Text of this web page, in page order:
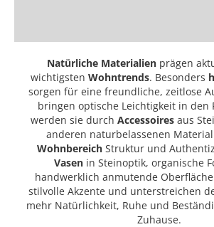
Natürliche Materialienprägen
wichtigsten Wohntrends. Besonders
sorgen für eine freundliche, zeitlose
bringen optische Leichtigkeit in den
werden sie durch Accessoires aus
anderen naturbelassenen
Wohnbereich Struktur und
Vasenin Steinoptik, organische
handwerklich anmutende
stilvolle Akzente und unterstreichen
mehr Natürlichkeit, Ruhe und
Zuhause.